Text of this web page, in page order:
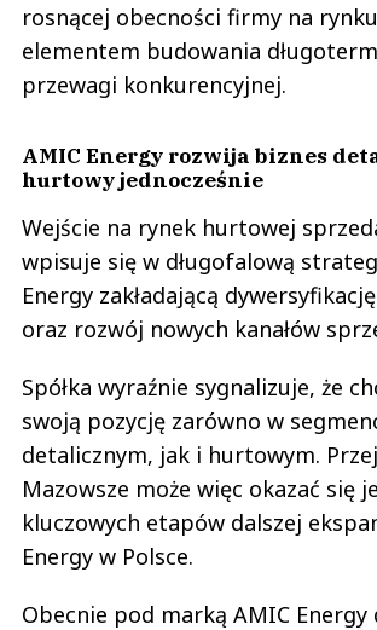
rosnącej obecności firmy na
elementem budowania
przewagi konkurencyjnej.
AMIC Energy rozwija biznes
hurtowy jednocześnie
Wejście na rynek hurtowej
wpisuje się w długofalową
Energy zakładającą
oraz rozwój nowych kanałów
Spółka wyraźnie sygnalizuje, że
swoją pozycję zarówno w
detalicznym, jak i hurtowym.
Mazowsze może więc okazać się
kluczowych etapów dalszej
Energy w Polsce.
Obecnie pod marką AMIC Energy